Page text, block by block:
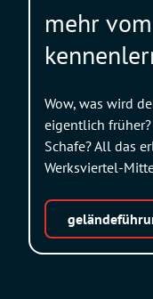
mehr
Wow, was wird
eigentlich
Schafe? All das
Werksviertel-